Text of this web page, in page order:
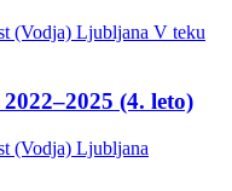
(Vodja) Ljubljana V teku
(4. leto)
(Vodja) Ljubljana